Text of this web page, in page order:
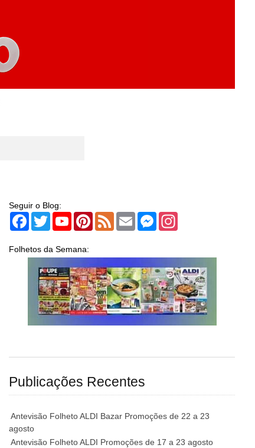
Seguir o Blog:
Facebook
TwitterYouTubePinterest
Feed Email Messenger
Folhetos da Semana:
Publicações Recentes
Antevisão Folheto ALDI Bazar Promoções de 22 a 23
agosto
Antevisão Folheto ALDI Promoções de 17 a 23 agosto